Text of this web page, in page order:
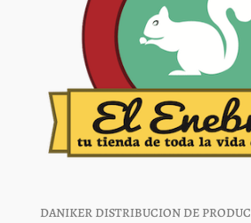
DANIKER DISTRIBUCION DE